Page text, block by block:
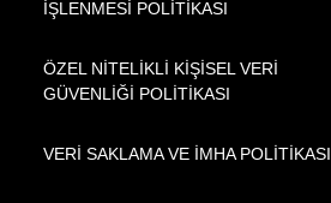
İŞLENMESİ POLİTİKASI
ÖZEL NİTELİKLİ KİŞİSEL VERİ
GÜVENLİĞİ POLİTİKASI
VERİ SAKLAMA VE İMHA POLİTİKASI